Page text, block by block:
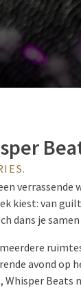
kiest: van
dans je
avond op
Whisper